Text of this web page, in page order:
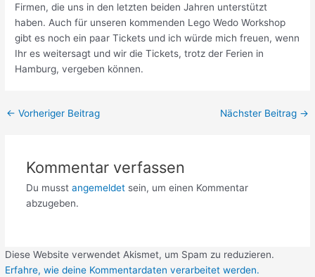
Firmen, die uns in den letzten beiden Jahren unterstützt
haben. Auch für unseren kommenden Lego Wedo Workshop
gibt es noch ein paar Tickets und ich würde mich freuen, wenn
Ihr es weitersagt und wir die Tickets, trotz der Ferien in
Hamburg, vergeben können.
← Vorheriger Beitrag Nächster Beitrag →
Kommentar verfassen
Du musst angemeldetsein, um einen Kommentar
abzugeben.
Diese Website verwendet Akismet, um Spam zu reduzieren.
Erfahre, wie deine Kommentardaten verarbeitet werden.